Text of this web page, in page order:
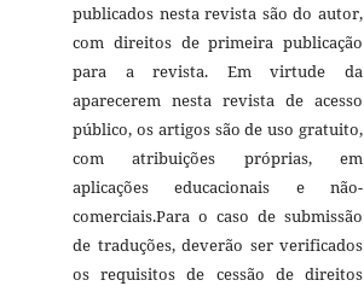
publicados nesta revista são do autor,
com direitos de primeira publicação
para a revista. Em virtude da
aparecerem nesta revista de acesso
público, os artigos são de uso gratuito,
com atribuições próprias, em
aplicações educacionais e não-
comerciais.Para o caso de submissão
de traduções, deverão ser verificados
os requisitos de cessão de direitos